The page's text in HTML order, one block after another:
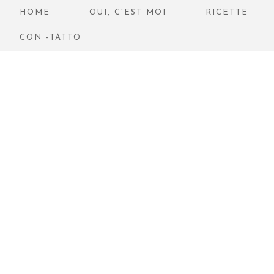
HOME OUI, C'EST MOI RICETTE
CON -TATTO